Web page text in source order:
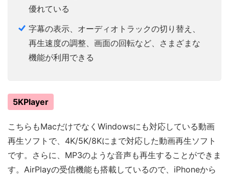
優れている
字幕の表示、オーディオトラックの切り替え、
再生速度の調整、画面の回転など、さまざまな
機能が利用できる
5KPlayer
こちらもMacだけでなくWindowsにも対応している動画
再生ソフトで、4K/5K/8Kにまで対応した動画再生ソフト
です。さらに、MP3のような音声も再生することができま
す。AirPlayの受信機能も搭載しているので、iPhoneから